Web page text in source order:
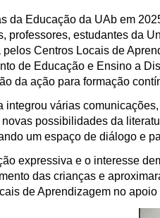
da Educação da UAb em
professores, estudantes da
Centros Locais de
de Educação e Ensino a
da ação para formação
integrou várias
novas possibilidades da
um espaço de diálogo e
expressiva e o interesse
das crianças e
de Aprendizagem no